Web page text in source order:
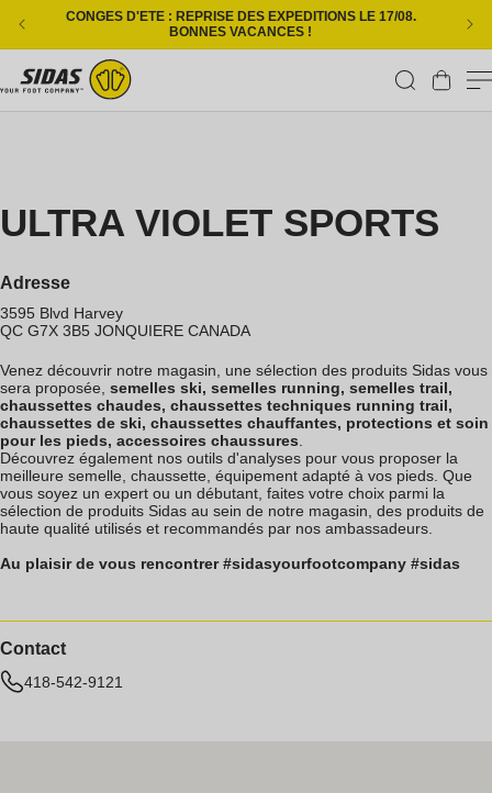
Ignorer et passer au contenu
CONGES D'ETE : REPRISE DES EXPEDITIONS LE 17/08.
BONNES VACANCES !
Panier
ULTRA VIOLET SPORTS
Adresse
3595 Blvd Harvey
QC G7X 3B5 JONQUIERE CANADA
Venez découvrir notre magasin, une sélection des produits Sidas vous
sera proposée, semelles ski, semelles running, semelles trail,
chaussettes chaudes, chaussettes techniques running trail,
chaussettes de ski, chaussettes chauffantes, protections et soin
pour les pieds, accessoires chaussures.
Découvrez également nos outils d'analyses pour vous proposer la
meilleure semelle, chaussette, équipement adapté à vos pieds. Que
vous soyez un expert ou un débutant, faites votre choix parmi la
sélection de produits Sidas au sein de notre magasin, des produits de
haute qualité utilisés et recommandés par nos ambassadeurs.
Au plaisir de vous rencontrer #sidasyourfootcompany #sidas
Contact
418-542-9121